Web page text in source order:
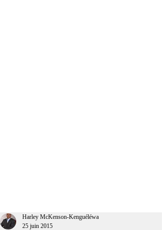
Harley McKenson-Kenguéléwa
25 juin 2015